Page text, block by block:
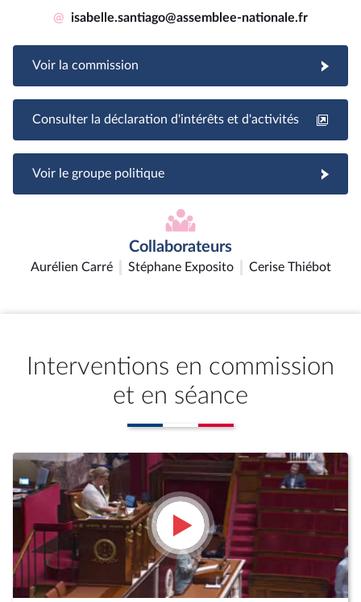
@ isabelle.santiago@assemblee-nationale.fr
Voir la commission
Consulter la déclaration d'intérêts et d'activités
Voir le groupe politique
Collaborateurs
Aurélien Carré Stéphane Exposito Cerise Thiébot
Interventions en commission
et en séance